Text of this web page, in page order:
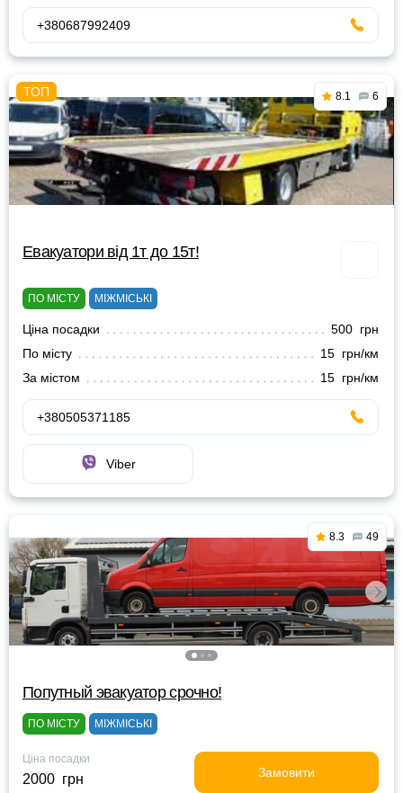
+380687992409
8.1 6
Евакуатори від 1т до 15т!
ПО МІСТУ МІЖМІСЬКІ
Ціна посадки
500 грн
По місту
15 грн/км
За містом
15 грн/км
+380505371185
Viber
8.3 49
Попутный эвакуатор срочно!
ПО МІСТУ МІЖМІСЬКІ
Ціна посадки
2000 грн Замовити